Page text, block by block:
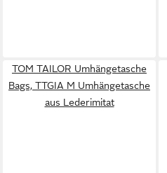
TOM TAILOR Umhängetasche
Bags, TTGIA M Umhängetasche
aus Lederimitat